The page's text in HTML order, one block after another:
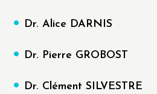
Dr. Alice DARNIS
Dr. Pierre GROBOST
Dr. Clément SILVESTRE